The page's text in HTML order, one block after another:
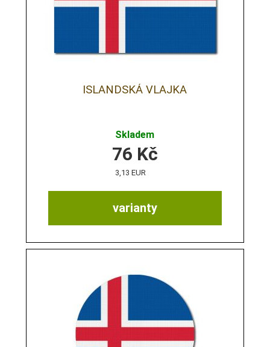
ISLANDSKÁ VLAJKA
Skladem
varianty
76 Kč
3,13 EUR